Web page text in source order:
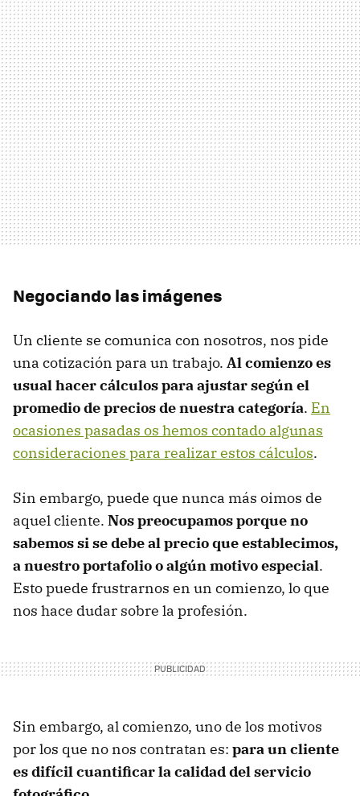
Negociando las imágenes
Un cliente se comunica con nosotros, nos pide
una cotización para un trabajo. Al comienzo es
usual hacer cálculos para ajustar según el
promedio de precios de nuestra categoría. En
ocasiones pasadas os hemos contado algunas
consideraciones para realizar estos cálculos.
Sin embargo, puede que nunca más oimos de
aquel cliente. Nos preocupamos porque no
sabemos si se debe al precio que establecimos,
a nuestro portafolio o algún motivo especial.
Esto puede frustrarnos en un comienzo, lo que
nos hace dudar sobre la profesión.
Sin embargo, al comienzo, uno de los motivos
por los que no nos contratan es: para un cliente
es difícil cuantificar la calidad del servicio